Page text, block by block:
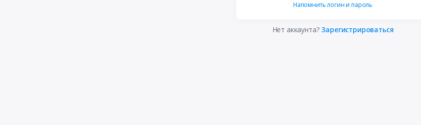
Напомнить логин и пароль
Нет аккаунта?Зарегистрироваться